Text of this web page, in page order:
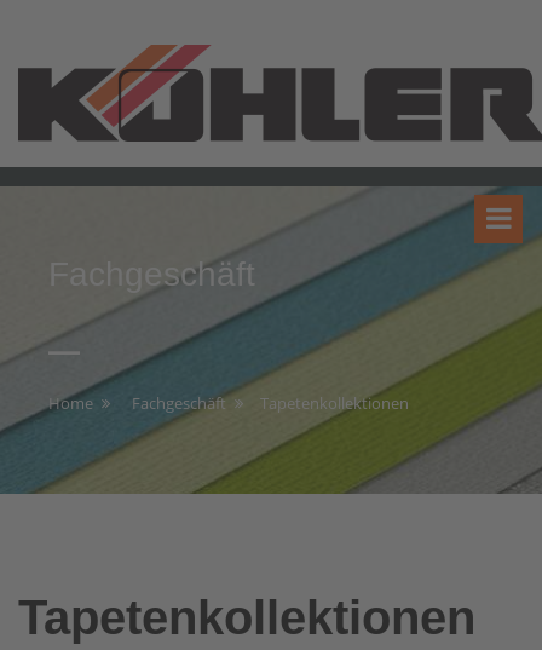
Fachgeschäft
Home Fachgeschäft Tapetenkollektionen
Tapetenkollektionen